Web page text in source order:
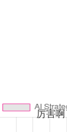
量化就是牛